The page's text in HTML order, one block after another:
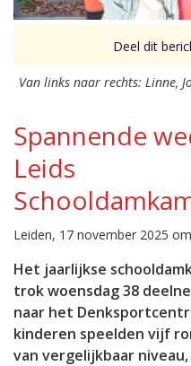
Deel dit
Van links naar rechts: Linne,
Spannende
Leids
Leiden, 17 november 2025
Het jaarlijkse
trok woensdag 38
naar het
kinderen speelden vijf
van vergelijkbaar